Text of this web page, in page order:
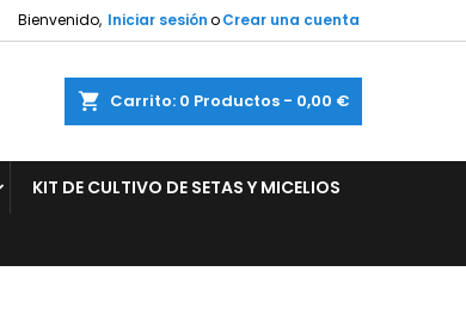
Bienvenido, Iniciar sesiónoCrear una cuenta
Carrito 0 Productos - 0,00 €
KIT DE CULTIVO DE SETAS Y MICELIOS